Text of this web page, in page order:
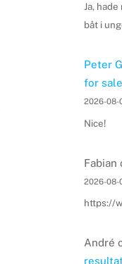
Ja,
båt i
Peter
for
2026-08-
Nice!
Fabian
2026-08-
https://
André